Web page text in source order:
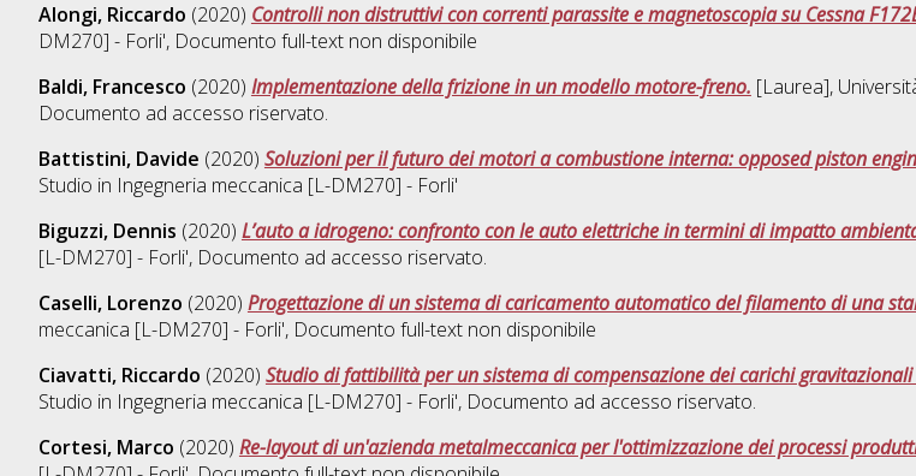
Alongi, Riccardo (2020) Controlli non distruttivi con correnti parassite e magnetoscopia su Cessna
DM270] - Forli', Documento full-text non disponibile
Baldi, Francesco (2020) Implementazione della frizione in un modello motore-freno. [Laurea],
Documento ad accesso riservato.
Battistini, Davide (2020) Soluzioni per il futuro dei motori a combustione interna: opposed piston
Studio in Ingegneria meccanica [L-DM270] - Forli'
Biguzzi, Dennis (2020) L’auto a idrogeno: confronto con le auto elettriche in termini di impatto
[L-DM270] - Forli', Documento ad accesso riservato.
Caselli, Lorenzo (2020) Progettazione di un sistema di caricamento automatico del filamento di una
meccanica [L-DM270] - Forli', Documento full-text non disponibile
Ciavatti, Riccardo (2020) Studio di fattibilità per un sistema di compensazione dei carichi
Studio in Ingegneria meccanica [L-DM270] - Forli', Documento ad accesso riservato.
Cortesi, Marco (2020) Re-layout di un'azienda metalmeccanica per l'ottimizzazione dei processi